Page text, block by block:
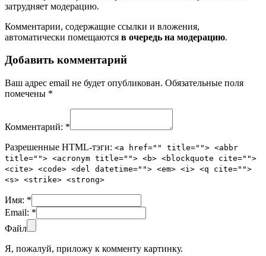
затрудняет модерацию.
Комментарии, содержащие ссылки и вложения,
автоматически помещаются в очередь на модерацию.
Добавить комментарий
Ваш адрес email не будет опубликован. Обязательные поля
помечены *
Комментарий: *
Разрешенные HTML-тэги: <a href="" title=""> <abbr
title=""> <acronym title=""> <b> <blockquote cite="">
<cite> <code> <del datetime=""> <em> <i> <q cite="">
<s> <strike> <strong>
Имя: *
Email: *
Файл
Я, пожалуй, приложу к комменту картинку.